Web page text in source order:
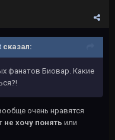
сказал:
фанатов Биовар. Какие
очень нравятся
не хочу понять или